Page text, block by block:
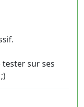
sur ses